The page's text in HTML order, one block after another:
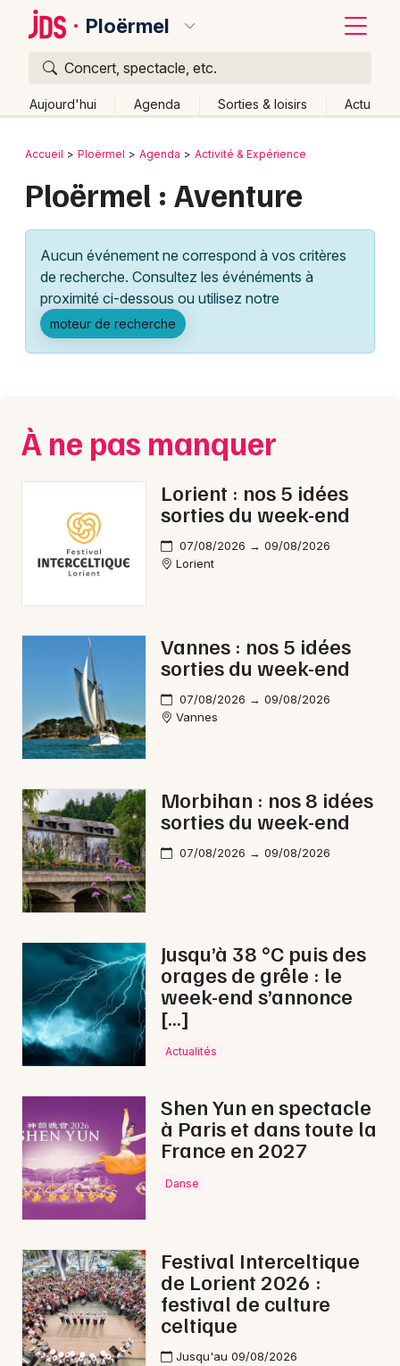
Ploërmel
Concert, spectacle, etc.
Aujourd'hui Agenda Sorties & loisirs Actu
Publier un événement
Grands événements
Activité & Expérience
Manifestations
Spectacles
Concerts
Sports
Soirées
Sorties famille
Sorties & loisirs
Aventure dans le Morbihan
Newsletter des sorties
Actus à Ploërmel
Magazine à Ploërmel
Choisir mes départements
Mon email
Bordeaux
Lille
Lyon
Marseille
Nantes
Nice
Strasbourg
Retour
Accueil Ploërmel Agenda Activité & Expérience
Ploërmel : Aventure
Aucun événement ne correspond à vos critères
de recherche. Consultez les événéments à
proximité ci-dessous ou utilisez notre
moteur de recherche
À ne pas manquer
Lorient : nos 5 idées
sorties du week-end
07/08/2026 → 09/08/2026
Lorient
Vannes : nos 5 idées
sorties du week-end
07/08/2026 → 09/08/2026
Vannes
Morbihan : nos 8 idées
sorties du week-end
07/08/2026 → 09/08/2026
Jusqu’à 38 °C puis des
orages de grêle : le
week-end s’annonce
[…]
Actualités
Shen Yun en spectacle
à Paris et dans toute la
France en 2027
Danse
Festival Interceltique
de Lorient 2026 :
festival de culture
celtique
Jusqu'au 09/08/2026
Quoi ?
Où ?
Partout
Près de moi Changer de lieu
Quand ?
Ce week-end